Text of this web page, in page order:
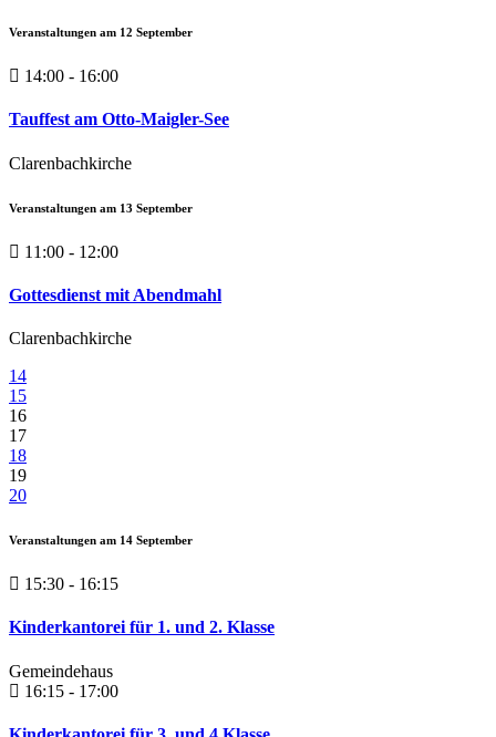
Veranstaltungen am 12 September
14:00 - 16:00
Tauffest am Otto-Maigler-See
Clarenbachkirche
Veranstaltungen am 13 September
11:00 - 12:00
Gottesdienst mit Abendmahl
Clarenbachkirche
14
15
16
17
18
19
20
Veranstaltungen am 14 September
15:30 - 16:15
Kinderkantorei für 1. und 2. Klasse
Gemeindehaus
16:15 - 17:00